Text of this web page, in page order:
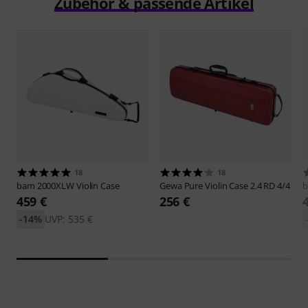
18
bam 2000XLW Violin Case
459 €
UVP: 535 €
-14%
18
Gewa Pure Violin Case 2.4 RD 4/4
256 €